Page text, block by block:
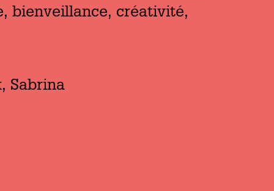
bienveillance, créativité,
Sabrina